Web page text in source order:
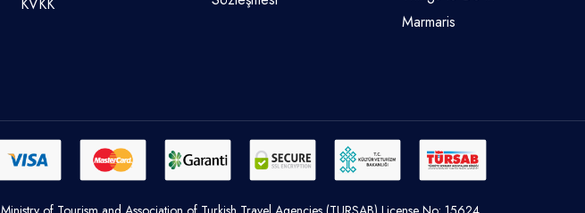
Marmaris